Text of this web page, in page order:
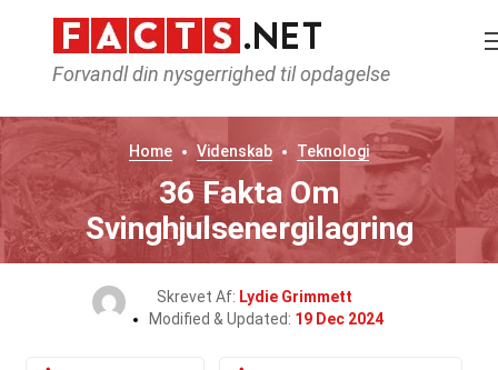
Forvandl din nysgerrighed til opdagelse
Home Videnskab Teknologi
36 Fakta Om
Svinghjulsenergilagring
Skrevet Af: Lydie Grimmett
Modified & Updated: 19 Dec 2024